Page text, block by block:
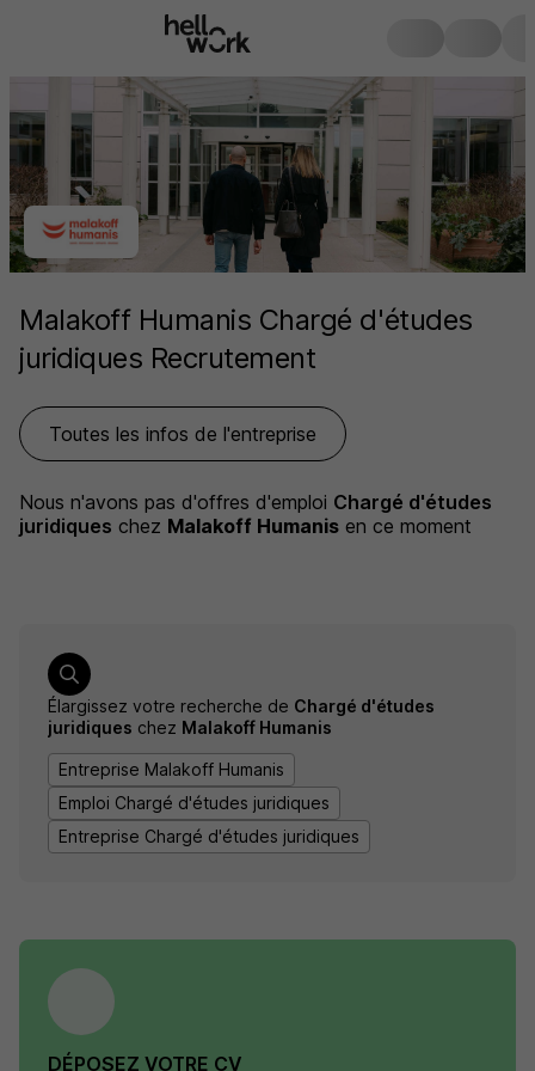
Malakoff Humanis Chargé d'études
juridiques Recrutement
Toutes les infos de l'entreprise
Nous n'avons pas d'offres d'emploi Chargé d'études
juridiques chez Malakoff Humanis en ce moment
Élargissez votre recherche de Chargé d'études
juridiques chez Malakoff Humanis
Entreprise Malakoff Humanis
Emploi Chargé d'études juridiques
Entreprise Chargé d'études juridiques
DÉPOSEZ VOTRE CV